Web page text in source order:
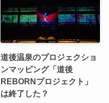
道後温泉のプロジェクショ
ンマッピング「道後
REBORNプロジェクト」
は終了した？